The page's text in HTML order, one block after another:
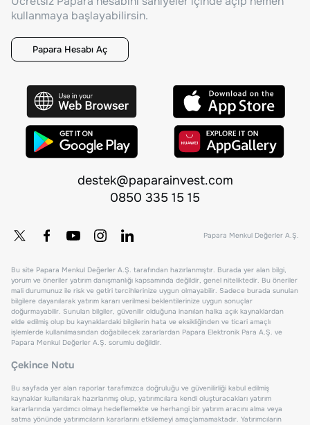
kullanmaya başlayabilirsin.
Papara Hesabı Aç
destek@paparainvest.com
0850 335 15 15
Papara Menkul Değerler A.Ş.
Bu site Papara Menkul Değerler A.Ş. tarafından hazırlanmıştır. Burada yer alan bilgi,
yorum ve öneriler yatırım danışmanlığı kapsamında değildir, genel niteliktedir. Bu öneriler
mali durumunuz ile risk ve getiri tercihlerinize uygun olmayabilir. Sadece burada sunulan
bilgilere dayanılarak yatırım kararı verilmesi beklentilerinize uygun sonuçlar
doğurmayabilir. Sunulan bilgiler, güvenilir olduğuna inanılan halka açık kaynaklardan
elde edilmiş olup bu kaynaklardaki bilgilerin hata ve eksikliğinden ve ticari amaçlı
işlemlerde kullanılmasından doğabilecek zararlardan Papara Elektronik Para A.Ş. ve
Papara Menkul Değerler A.Ş. sorumlu değildir.
Çekince Notu
Bu sayfada yer alan raporlar tarafımızca doğruluğu ve güvenilirliği kabul edilmiş
kaynaklar kullanılarak hazırlanmış olup, yatırımcılara kendi oluşturacakları yatırım
kararlarında yardımcı olmayı hedeflemekte ve herhangi bir yatırım aracını alma veya
satma yönünde yatırımcıların kararlarını etkilemeyi amaçlamamaktadır. Yatırımcıların